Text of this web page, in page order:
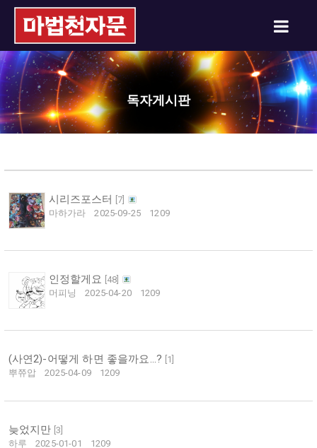
독자게시판
시리즈포스터 7
마하가라
2025-09-25 1209
인정할게요 48
머피닝
2025-04-20 1209
(사연2)-어떻게 하면 좋을까요...? 1
뿌쮸압
2025-04-09 1209
늦었지만 3
하루
2025-01-01 1209